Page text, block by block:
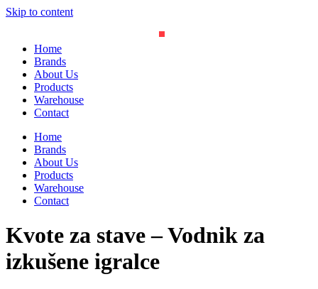
Skip to content
Home
Brands
About Us
Products
Warehouse
Contact
Home
Brands
About Us
Products
Warehouse
Contact
Kvote za stave – Vodnik za
izkušene igralce